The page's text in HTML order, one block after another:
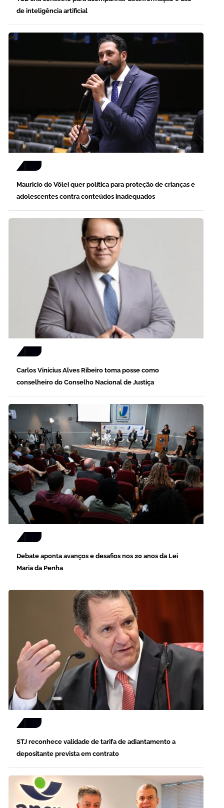
de inteligência artificial
Mauricio do Vôlei quer política para proteção de crianças e
adolescentes contra conteúdos inadequados
Carlos Vinícius Alves Ribeiro toma posse como
conselheiro do Conselho Nacional de Justiça
Debate aponta avanços e desafios nos 20 anos da Lei
Maria da Penha
STJ reconhece validade de tarifa de adiantamento a
depositante prevista em contrato